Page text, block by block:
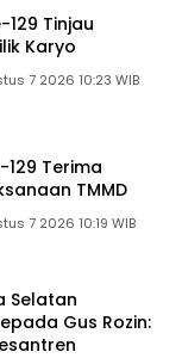
129 Tinjau
Karyo
7 2026 10:23 WIB
129 Terima
TMMD
7 2026 10:19 WIB
Selatan
Gus Rozin: